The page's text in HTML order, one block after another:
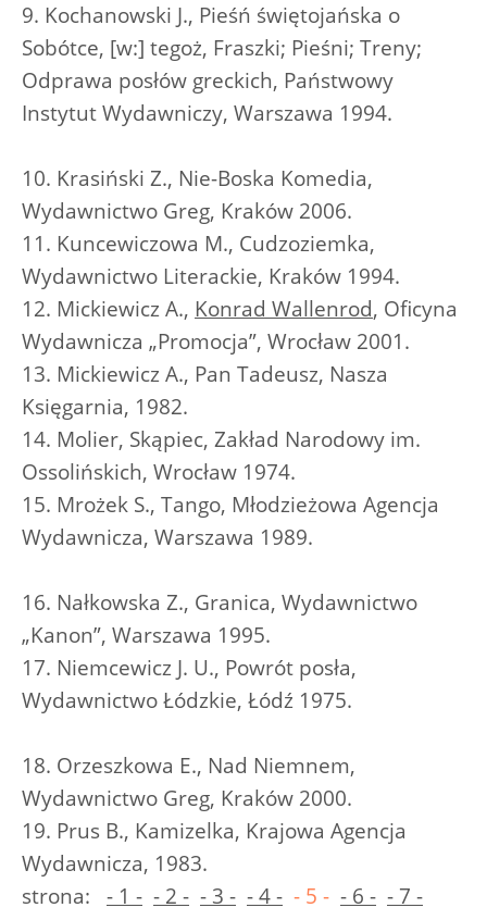
9. Kochanowski J., Pieśń świętojańska o
Sobótce, [w:] tegoż, Fraszki; Pieśni; Treny;
Odprawa posłów greckich, Państwowy
Instytut Wydawniczy, Warszawa 1994.
10. Krasiński Z., Nie-Boska Komedia,
Wydawnictwo Greg, Kraków 2006.
11. Kuncewiczowa M., Cudzoziemka,
Wydawnictwo Literackie, Kraków 1994.
12. Mickiewicz A., Konrad Wallenrod, Oficyna
Wydawnicza „Promocja”, Wrocław 2001.
13. Mickiewicz A., Pan Tadeusz, Nasza
Księgarnia, 1982.
14. Molier, Skąpiec, Zakład Narodowy im.
Ossolińskich, Wrocław 1974.
15. Mrożek S., Tango, Młodzieżowa Agencja
Wydawnicza, Warszawa 1989.
16. Nałkowska Z., Granica, Wydawnictwo
„Kanon”, Warszawa 1995.
17. Niemcewicz J. U., Powrót posła,
Wydawnictwo Łódzkie, Łódź 1975.
18. Orzeszkowa E., Nad Niemnem,
Wydawnictwo Greg, Kraków 2000.
19. Prus B., Kamizelka, Krajowa Agencja
Wydawnicza, 1983.
strona: - 1 - - 2 - - 3 - - 4 - - 5 - - 6 - - 7 -